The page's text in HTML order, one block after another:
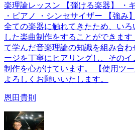
楽理論レッスン 【弾ける楽器】 ・
・ピアノ ・シンセサイザー 【強み
全ての楽器に触れてきたため、い
した楽曲制作をすることができま
て学んだ音楽理論の知識を組み合わ
ージを丁寧にヒアリングし、その
制作を心がけています。 【使用ツ
よろしくお願いいたします。
恩田貴則